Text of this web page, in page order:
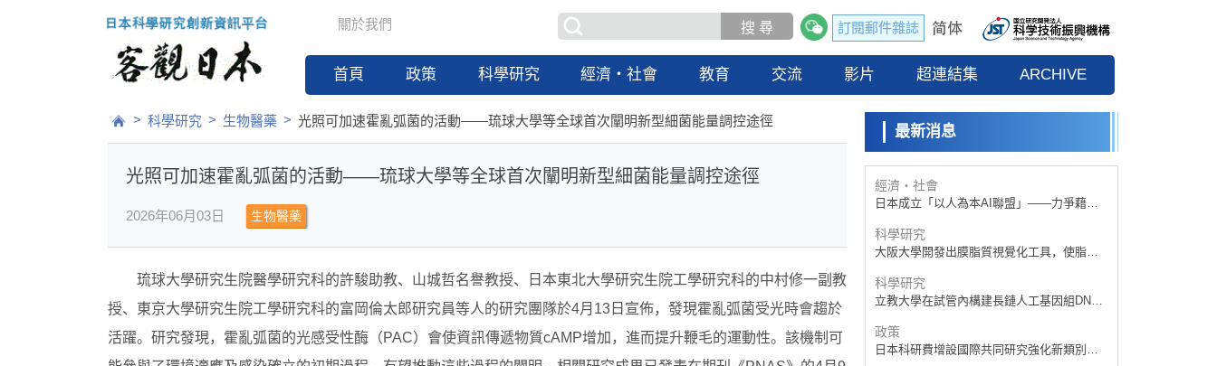
關於我們
首頁 政策 科學研究 經濟・社會 教育 交流 影片 超連結集 ARCHIVE
訂閱郵件雜誌
> 科學研究 > 生物醫藥 > 光照可加速霍亂弧菌的活動——琉球大學等全球首次闡明新型細菌能量調控途徑
光照可加速霍亂弧菌的活動——琉球大學等全球首次闡明新型細菌能量調控途徑
2026年06月03日 生物醫藥
琉球大學研究生院醫學研究科的許駿助教、山城哲名譽教授、日本東北大學研究生院工學研究科的中村修一副教
授、東京大學研究生院工學研究科的富岡倫太郎研究員等人的研究團隊於4月13日宣佈，發現霍亂弧菌受光時會趨於
活躍。研究發現，霍亂弧菌的光感受性酶（PAC）會使資訊傳遞物質cAMP增加，進而提升鞭毛的運動性。該機制可
最新消息
政策
日本科研費增設國際共同研究強化新類別，
促進青年研究人員赴海外開展研究
可應用於量子電腦
科學研究
開發出300億年僅誤差1秒的光晶格鐘，構建
網路將其打造為次世代社會基礎設施
經濟・社會
日本成立「以人為本AI聯盟」——力爭藉助
研發
科學研究
大阪大學開發出膜脂質視覺化工具，使脂質
科學研究
立教大學在試管內構建長鏈人工基因組DNA
工細胞
政策
日本科研費增設國際共同研究強化新類別，